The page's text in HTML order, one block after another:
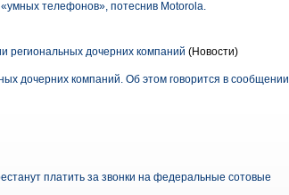
телефонов», потеснив Motorola.
региональных дочерних компаний (Новости)
дочерних компаний. Об этом говорится в сообщении
платить за звонки на федеральные сотовые